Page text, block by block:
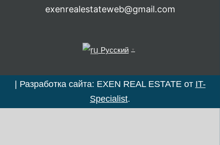
exenrealestateweb@gmail.com
Русский ▼
Разработка сайта: EXEN REAL ESTATE от IT-
Specialist.